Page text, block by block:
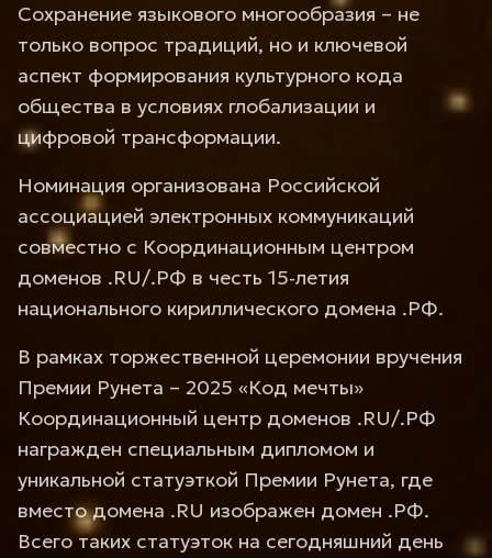
Сохранение языкового многообразия – не
только вопрос традиций, но и ключевой
аспект формирования культурного кода
общества в условиях глобализации и
цифровой трансформации.
Номинация организована Российской
ассоциацией электронных коммуникаций
совместно с Координационным центром
доменов .RU/.РФ в честь 15‑летия
национального кириллического домена .РФ.
В рамках торжественной церемонии вручения
Премии Рунета – 2025 «Код мечты»
Координационный центр доменов .RU/.РФ
награжден специальным дипломом и
уникальной статуэткой Премии Рунета, где
вместо домена .RU изображен домен .РФ.
Всего таких статуэток на сегодняшний день